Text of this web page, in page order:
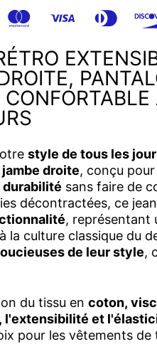
style de tous les
droite, conçu
durabilité sans faire de
décontractées, ce
, représentant
la culture classique du
de leur style,
du tissu en coton,
l'extensibilité et
pour les vêtements de